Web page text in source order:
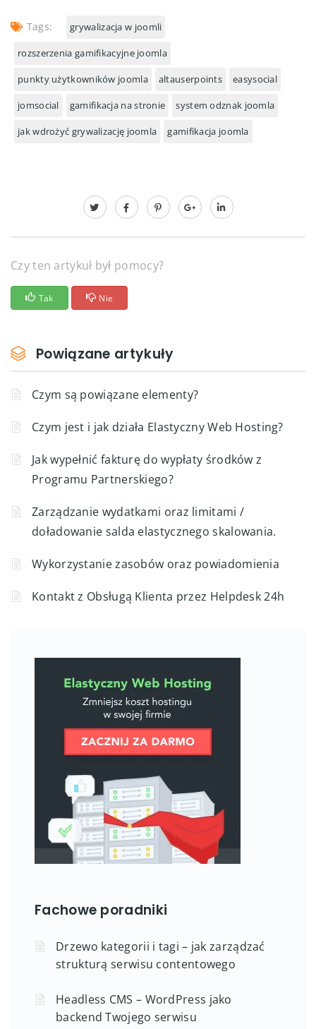
Tags: grywalizacja w joomli
rozszerzenia gamifikacyjne joomla
punkty użytkowników joomla altauserpoints easysocial
jomsocial gamifikacja na stronie system odznak joomla
jak wdrożyć grywalizację joomla gamifikacja joomla
Czy ten artykuł był pomocy?
Tak Nie
Powiązane artykuły
Czym są powiązane elementy?
Czym jest i jak działa Elastyczny Web Hosting?
Jak wypełnić fakturę do wypłaty środków z
Programu Partnerskiego?
Zarządzanie wydatkami oraz limitami /
doładowanie salda elastycznego skalowania.
Wykorzystanie zasobów oraz powiadomienia
Kontakt z Obsługą Klienta przez Helpdesk 24h
Fachowe poradniki
Drzewo kategorii i tagi – jak zarządzać
strukturą serwisu contentowego
Headless CMS – WordPress jako
backend Twojego serwisu